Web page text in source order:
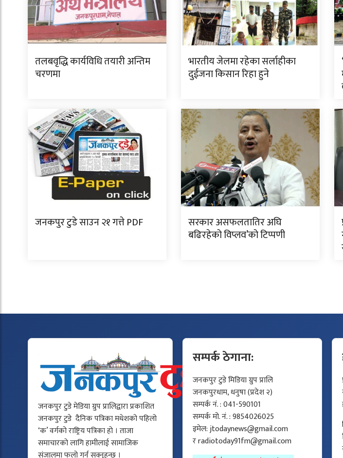
तलबवृद्धि कार्यविधि तयारी अन्तिम
चरणमा
भारतीय जेलमा रहेका सर्लाहीका
दुईजना किसान रिहा हुने
जनकपुर टुडे साउन २१ गत्ते PDF सरकार असफलतातिर अघि
बढिरहेको विप्लव’को टिप्पणी
जनकपुर टुडे मेडिया ग्रुप प्रालिद्वारा प्रकाशित
जनकपुर टुडे दैनिक पत्रिका मधेशको पहिलो
‘क’ वर्गको राष्ट्रिय पत्रिका हो । ताजा
समाचारको लागि हामीलाई सामाजिक
संजालमा फलो गर्न सक्नुहुन्छ ।
सम्पर्क ठेगाना:
जनकपुर टुडे मिडिया ग्रुप प्रालि
जनकपुरधाम, धनुषा (प्रदेश २)
सम्पर्क नं. : 041-590101
सम्पर्क मो. नं. : 9854026025
इमेल:jtodaynews@gmail.com
रradiotoday91fm@gmail.com